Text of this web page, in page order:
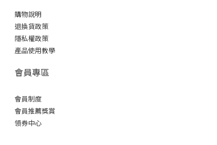
購物說明
退換貨政策
隱私權政策
產品使用教學
會員專區
會員制度
會員推薦獎賞
領券中心